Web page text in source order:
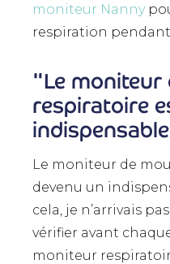
moniteur Nanny
respiration
"Le moniteur
respiratoire
Le moniteur de
devenu un
cela, je n’arrivais
vérifier avant
moniteur